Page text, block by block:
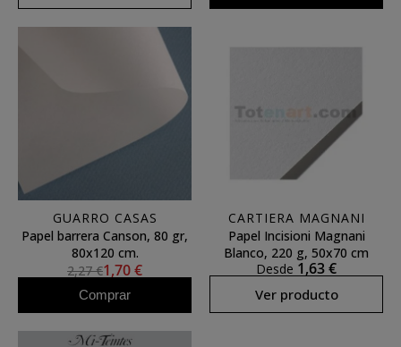
GUARRO CASAS
Papel barrera Canson, 80 gr,
80x120 cm.
2,27 €1,70 €
Comprar
CARTIERA MAGNANI
Papel Incisioni Magnani
Blanco, 220 g, 50x70 cm
Desde 1,63 €
Ver producto